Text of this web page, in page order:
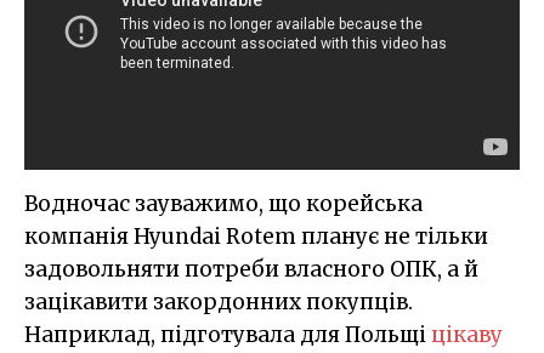
Водночас зауважимо, що корейська
компанія Hyundai Rotem планує не тільки
задовольняти потреби власного ОПК, а й
зацікавити закордонних покупців.
Наприклад, підготувала для Польщіцікаву